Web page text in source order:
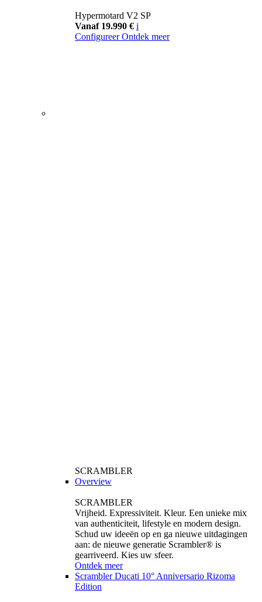
Hypermotard V2 SP
Vanaf 19.990 € i
Configureer Ontdek meer
SCRAMBLER
Overview
SCRAMBLER
Vrijheid. Expressiviteit. Kleur. Een unieke mix
van authenticiteit, lifestyle en modern design.
Schud uw ideeën op en ga nieuwe uitdagingen
aan: de nieuwe generatie Scrambler® is
gearriveerd. Kies uw sfeer.
Ontdek meer
Scrambler Ducati 10° Anniversario Rizoma
Edition